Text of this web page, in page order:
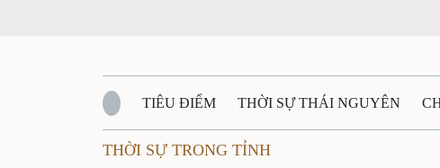
TIÊU ĐIỂM THỜI SỰ THÁI NGUYÊN
QUỐC PHÒNG - AN NINH
THỜI SỰ TRONG TỈNH